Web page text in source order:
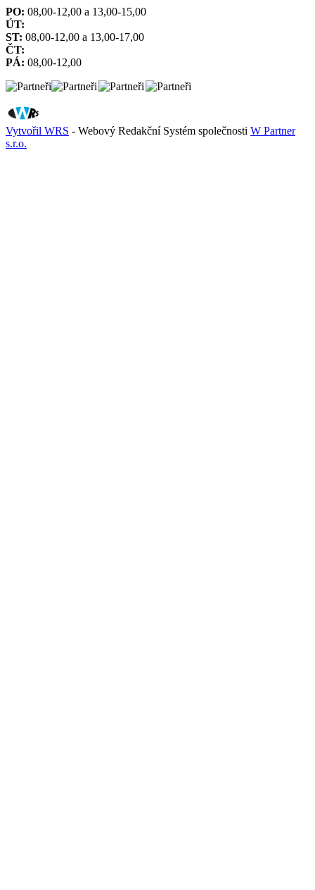
PO: 08,00-12,00 a 13,00-15,00
ÚT:
ST: 08,00-12,00 a 13,00-17,00
ČT:
PÁ: 08,00-12,00
Vytvořil WRS - Webový Redakční Systém společnosti W Partner
s.r.o.